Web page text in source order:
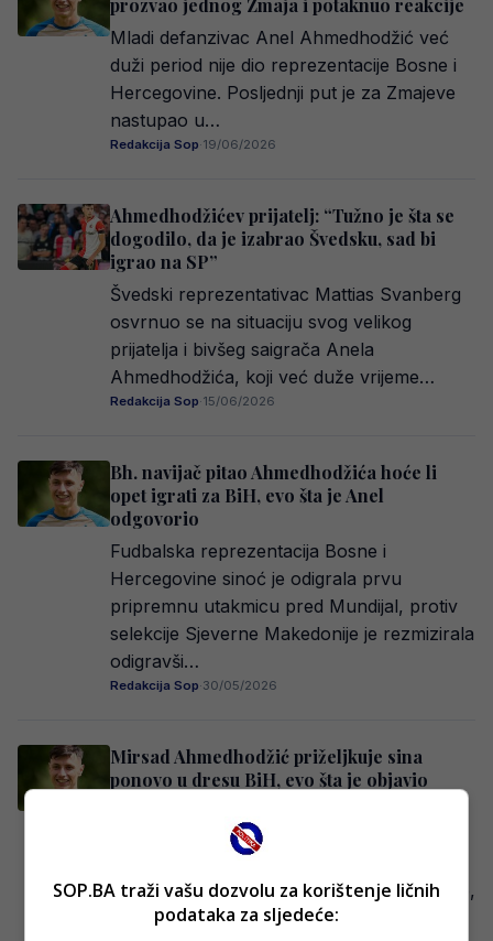
prozvao jednog Zmaja i potaknuo reakcije
Mladi defanzivac Anel Ahmedhodžić već
duži period nije dio reprezentacije Bosne i
Hercegovine. Posljednji put je za Zmajeve
nastupao u…
Redakcija Sop·19/06/2026
Ahmedhodžićev prijatelj: “Tužno je šta se
dogodilo, da je izabrao Švedsku, sad bi
igrao na SP”
Švedski reprezentativac Mattias Svanberg
osvrnuo se na situaciju svog velikog
prijatelja i bivšeg saigrača Anela
Ahmedhodžića, koji već duže vrijeme…
Redakcija Sop·15/06/2026
Bh. navijač pitao Ahmedhodžića hoće li
opet igrati za BiH, evo šta je Anel
odgovorio
Fudbalska reprezentacija Bosne i
Hercegovine sinoć je odigrala prvu
pripremnu utakmicu pred Mundijal, protiv
selekcije Sjeverne Makedonije je rezmizirala
odigravši…
Redakcija Sop·30/05/2026
Mirsad Ahmedhodžić priželjkuje sina
ponovo u dresu BiH, evo šta je objavio
Tema povratka Anela Ahmedhodžića u
ponovo je posljednjih dana u centru pažnje,
ponajviše na forumima i…
SOP.BA traži vašu dozvolu za korištenje ličnih
podataka za sljedeće: